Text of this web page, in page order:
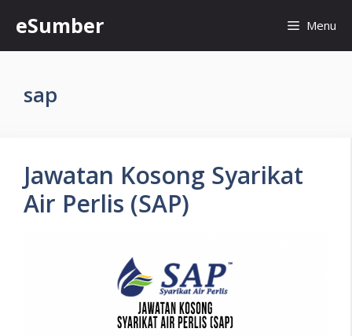
content
eSumber Menu
sap
Jawatan Kosong Syarikat
Air Perlis (SAP)